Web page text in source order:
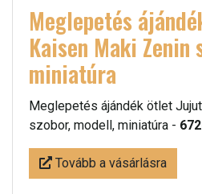
Meglepetés
Kaisen Maki Zenin
miniatúra
Meglepetés ájándék ötlet
szobor, modell, miniatúra -
Tovább a vásárlásra